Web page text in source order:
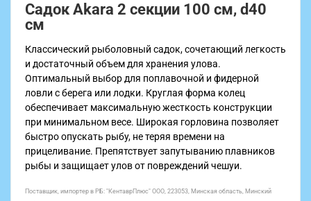
Садок Akara 2 секции 100 см, d40
см
Классический рыболовный садок, сочетающий легкость
и достаточный объем для хранения улова.
Оптимальный выбор для поплавочной и фидерной
ловли с берега или лодки. Круглая форма колец
обеспечивает максимальную жесткость конструкции
при минимальном весе. Широкая горловина позволяет
быстро опускать рыбу, не теряя времени на
прицеливание. Препятствует запутыванию плавников
рыбы и защищает улов от повреждений чешуи.
Поставщик, импортер в РБ: "КентаврПлюс" ООО, 223053, Минская область, Минский